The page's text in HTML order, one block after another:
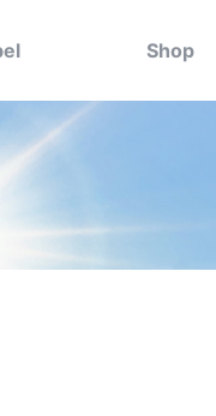
Shop